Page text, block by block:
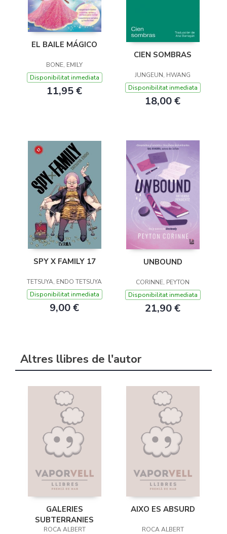
EL BAILE MÁGICO
BONE, EMILY
Disponibilitat inmediata
11,95 €
CIEN SOMBRAS
JUNGEUN, HWANG
Disponibilitat inmediata
18,00 €
SPY X FAMILY 17
TETSUYA, ENDO TETSUYA
Disponibilitat inmediata
9,00 €
UNBOUND
CORINNE, PEYTON
Disponibilitat inmediata
21,90 €
Altres llibres de l'autor
GALERIES
SUBTERRANIES
ROCA ALBERT
AIXO ES ABSURD
ROCA ALBERT